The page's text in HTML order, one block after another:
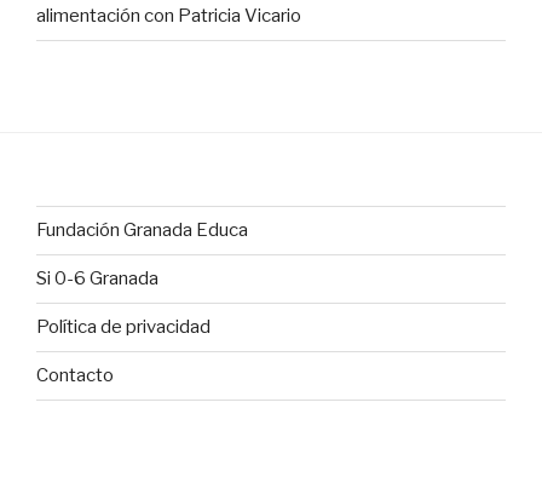
alimentación con Patricia Vicario
Fundación Granada Educa
Si 0-6 Granada
Política de privacidad
Contacto